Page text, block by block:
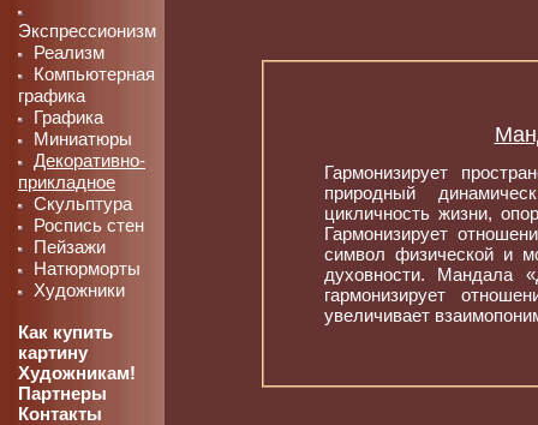
Экспрессионизм
Реализм
Компьютерная
графика
Графика
Миниатюры
Декоративно-
прикладное
Скульптура
Роспись стен
Пейзажи
Натюрморты
Художники
Как купить
картину
Художникам!
Партнеры
Контакты
Гармонизирует
природный
цикличность жизни,
Гармонизирует
символ физической и
духовности. Мандала
гармонизирует
увеличивает